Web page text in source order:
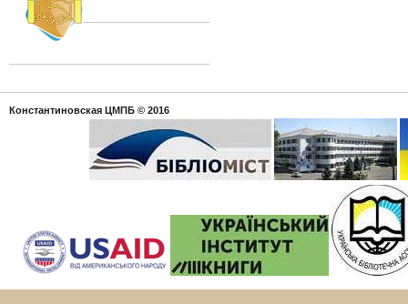
Константиновская ЦМПБ © 2016